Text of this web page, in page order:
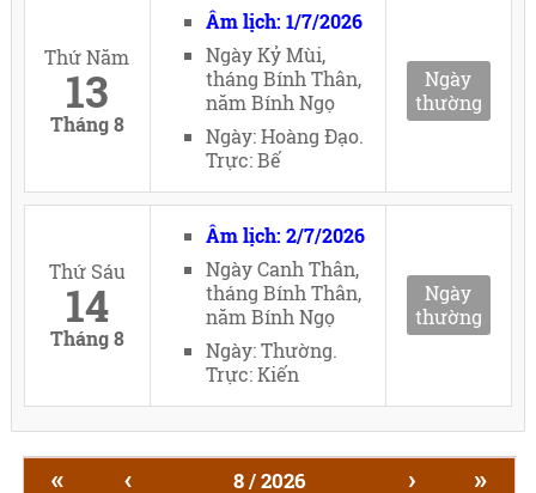
Thứ Năm
13
Tháng 8
Âm lịch: 1/7/2026
Ngày Kỷ Mùi,
tháng Bính Thân,
năm Bính Ngọ
Ngày: Hoàng Đạo.
Trực: Bế
Ngày
thường
Thứ Sáu
14
Tháng 8
Âm lịch: 2/7/2026
Ngày Canh Thân,
tháng Bính Thân,
năm Bính Ngọ
Ngày: Thường.
Trực: Kiến
Ngày
thường
« ‹ 8 / 2026 › »